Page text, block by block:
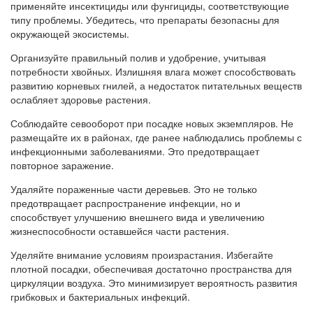
применяйте инсектициды или фунгициды, соответствующие
типу проблемы. Убедитесь, что препараты безопасны для
окружающей экосистемы.
Организуйте правильный полив и удобрение, учитывая
потребности хвойных. Излишняя влага может способствовать
развитию корневых гнилей, а недостаток питательных веществ
ослабляет здоровье растения.
Соблюдайте севооборот при посадке новых экземпляров. Не
размещайте их в районах, где ранее наблюдались проблемы с
инфекционными заболеваниями. Это предотвращает
повторное заражение.
Удаляйте пораженные части деревьев. Это не только
предотвращает распространение инфекции, но и
способствует улучшению внешнего вида и увеличению
жизнеспособности оставшейся части растения.
Уделяйте внимание условиям произрастания. Избегайте
плотной посадки, обеспечивая достаточно пространства для
циркуляции воздуха. Это минимизирует вероятность развития
грибковых и бактериальных инфекций.